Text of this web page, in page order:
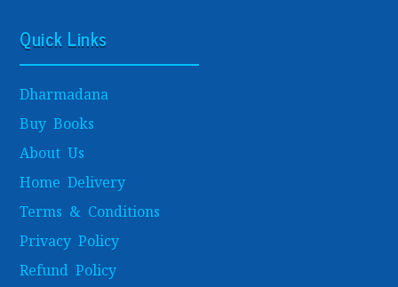
Quick Links
Dharmadana
Buy Books
About Us
Home Delivery
Terms & Conditions
Privacy Policy
Refund Policy